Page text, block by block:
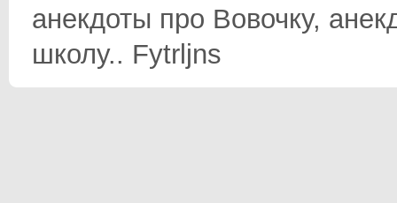
анекдоты про Вовочку,
школу.. Fytrljns